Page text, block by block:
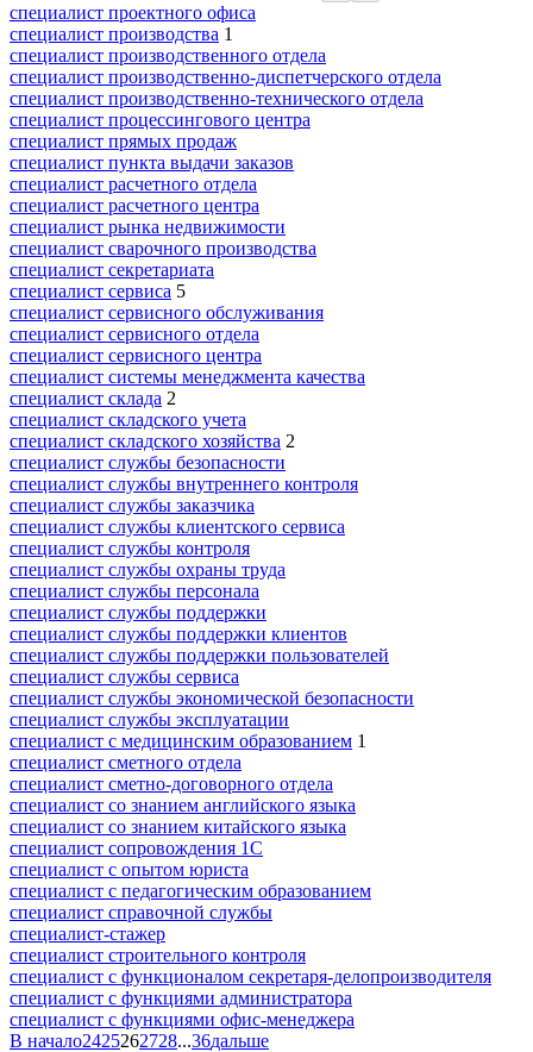
специалист проектного офиса
специалист производства 1
специалист производственного отдела
специалист производственно-диспетчерского отдела
специалист производственно-технического отдела
специалист процессингового центра
специалист прямых продаж
специалист пункта выдачи заказов
специалист расчетного отдела
специалист расчетного центра
специалист рынка недвижимости
специалист сварочного производства
специалист секретариата
специалист сервиса 5
специалист сервисного обслуживания
специалист сервисного отдела
специалист сервисного центра
специалист системы менеджмента качества
специалист склада 2
специалист складского учета
специалист складского хозяйства 2
специалист службы безопасности
специалист службы внутреннего контроля
специалист службы заказчика
специалист службы клиентского сервиса
специалист службы контроля
специалист службы охраны труда
специалист службы персонала
специалист службы поддержки
специалист службы поддержки клиентов
специалист службы поддержки пользователей
специалист службы сервиса
специалист службы экономической безопасности
специалист службы эксплуатации
специалист с медицинским образованием 1
специалист сметного отдела
специалист сметно-договорного отдела
специалист со знанием английского языка
специалист со знанием китайского языка
специалист сопровождения 1С
специалист с опытом юриста
специалист с педагогическим образованием
специалист справочной службы
специалист-стажер
специалист строительного контроля
специалист с функционалом секретаря-делопроизводителя
специалист с функциями администратора
специалист с функциями офис-менеджера
В начало2425262728...36дальше